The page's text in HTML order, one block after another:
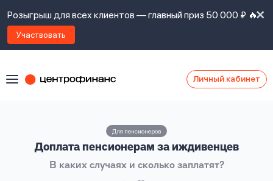
Розыгрыш для всех клиентов — главный приз 50 000 ₽ 🔥
Участвовать
Личный кабинет
Для пенсионеров
Доплата пенсионерам за иждивенцев
В каких случаях и сколько заплатят?
Наши с
правилами